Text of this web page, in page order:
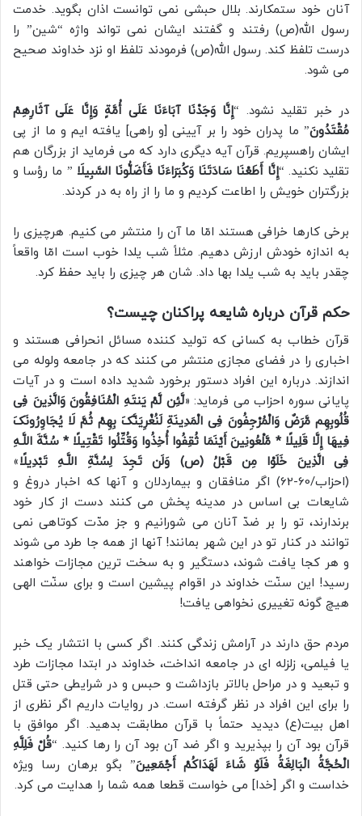
آنان خود ستمکارند. بلال حبشی نمی توانست اذان بگوید. خدمت
رسول الله(ص) رفتند و گفتند ایشان نمی تواند واژه “شین” را
درست تلفظ کند. رسول الله(ص) فرمودند تلفظ او نزد خداوند صحیح
می شود.
در خبر تقلید نشود. “إِنَّا وَجَدْنَا آبَاءَنَا عَلَی أُمَّةٍ وَإِنَّا عَلَی آثَارِهِمْ
مُقْتَدُونَ” ما پدران خود را بر آیینی [و راهی] یافته ایم و ما از پی
ایشان راهسپریم. قرآن آیه دیگری دارد که می فرماید از بزرگان هم
تقلید نکنید. “إِنَّا أَطَعْنَا سَادَتَنَا وَکُبَرَاءَنَا فَأَضَلُّونَا السَّبِیلَا ” ما رؤسا و
بزرگتران خویش را اطاعت کردیم و ما را از راه به در کردند.
برخی کارها خرافی هستند امّا ما آن را منتشر می کنیم. هرچیزی را
به اندازه خودش ارزش دهیم. مثلاً شب یلدا خوب است امّا واقعاً
چقدر باید به شب یلدا بها داد. شان هر چیزی را باید حفظ کرد.
حکم قرآن درباره شایعه پراکنان چیست؟
قرآن خطاب به کسانی که تولید کننده مسائل انحرافی هستند و
اخباری را در فضای مجازی منتشر می کنند که در جامعه ولوله می
اندازند. درباره این افراد دستور برخورد شدید داده است و در آیات
پایانی سوره احزاب می فرماید: «لَّئِن لَّمْ یَنتَهِ الْمُنَافِقُونَ وَالَّذِینَ فِی
قُلُوبِهِم مَّرَضٌ وَالْمُرْجِفُونَ فِی الْمَدِینَةِ لَنُغْرِیَنَّکَ بِهِمْ ثُمَّ لَا یُجَاوِرُونَکَ
فِیهَا إِلَّا قَلِیلًا * مَّلْعُونِینَ أَیْنَمَا ثُقِفُوا أُخِذُوا وَقُتِّلُوا تَقْتِیلًا * سُنَّةَ اللَّـهِ
فِی الَّذِینَ خَلَوْا مِن قَبْلُ (ص) وَلَن تَجِدَ لِسُنَّةِ اللَّـهِ تَبْدِیلًا»
(احزاب/60-62) اگر منافقان و بیماردلان و آنها که اخبار دروغ و
شایعات بی اساس در مدینه پخش می کنند دست از کار خود
برندارند، تو را بر ضدّ آنان می شورانیم و جز مدّت کوتاهی نمی
توانند در کنار تو در این شهر بمانند! آنها از همه جا طرد می شوند
و هر کجا یافت شوند، دستگیر و به سخت ترین مجازات خواهند
رسید! این سنّت خداوند در اقوام پیشین است و برای سنّت الهی
هیچ گونه تغییری نخواهی یافت!
مردم حق دارند در آرامش زندگی کنند. اگر کسی با انتشار یک خبر
یا فیلمی، زلزله ای در جامعه انداخت، خداوند در ابتدا مجازات طرد
و تبعید و در مراحل بالاتر بازداشت و حبس و در شرایطی حتی قتل
را برای این افراد در نظر گرفته است. در روایات داریم اگر نظری از
اهل بیت(ع) دیدید حتماً با قرآن مطابقت بدهید. اگر موافق با
قرآن بود آن را بپذیرید و اگر ضد آن بود آن را رها کنید. “قُلْ فَلِلَّهِ
الْحُجَّةُ الْبَالِغَةُ فَلَوْ شَاءَ لَهَدَاکُمْ أَجْمَعِینَ” بگو برهان رسا ویژه
خداست و اگر [خدا] می خواست قطعا همه شما را هدایت می کرد.